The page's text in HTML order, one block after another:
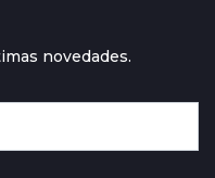
novedades.